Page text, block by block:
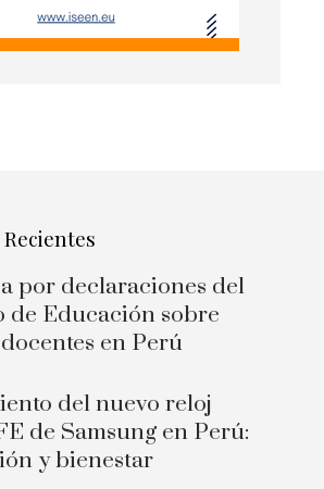
por declaraciones del
de Educación sobre
en Perú
del nuevo reloj
de Samsung en Perú:
y bienestar